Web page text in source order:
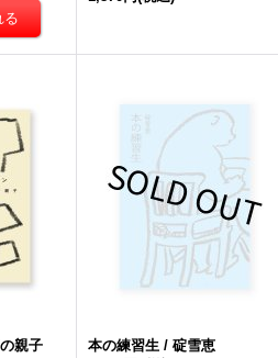
親子
本の練習生 / 碇雪恵